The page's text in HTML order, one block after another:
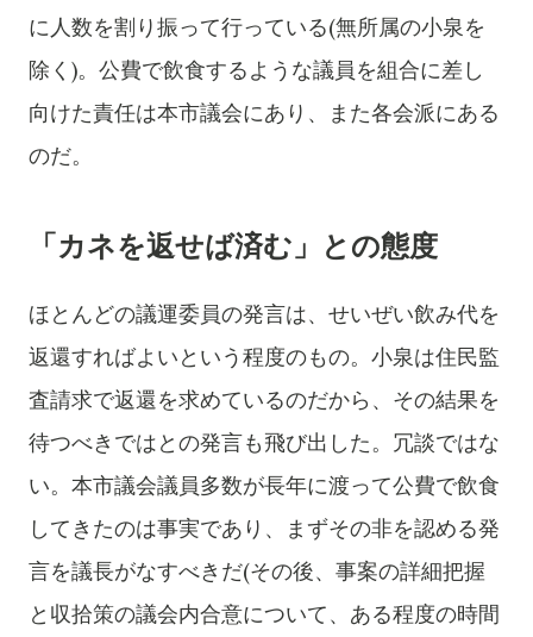
に人数を割り振って行っている(無所属の小泉を
除く)。公費で飲食するような議員を組合に差し
向けた責任は本市議会にあり、また各会派にある
のだ。
「カネを返せば済む」との態度
ほとんどの議運委員の発言は、せいぜい飲み代を
返還すればよいという程度のもの。小泉は住民監
査請求で返還を求めているのだから、その結果を
待つべきではとの発言も飛び出した。冗談ではな
い。 本市議会議員多数が長年に渡って公費で飲食
してきたのは事実であり、まずその非を認める発
言を議長がなすべきだ(その後、事案の詳細把握
と収拾策の議会内合意について、ある程度の時間